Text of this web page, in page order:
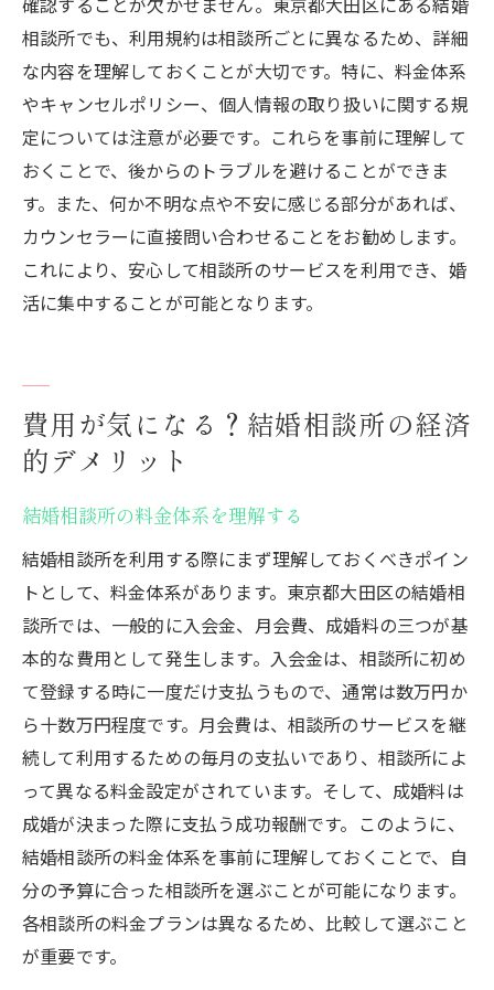
相談所でも、利用規約は相談所ごとに異なるため、詳細
な内容を理解しておくことが大切です。特に、料金体系
やキャンセルポリシー、個人情報の取り扱いに関する規
定については注意が必要です。これらを事前に理解して
おくことで、後からのトラブルを避けることができま
す。また、何か不明な点や不安に感じる部分があれば、
カウンセラーに直接問い合わせることをお勧めします。
これにより、安心して相談所のサービスを利用でき、婚
活に集中することが可能となります。
費用が気になる？結婚相談所の経済
的デメリット
結婚相談所の料金体系を理解する
結婚相談所を利用する際にまず理解しておくべきポイン
トとして、料金体系があります。東京都大田区の結婚相
談所では、一般的に入会金、月会費、成婚料の三つが基
本的な費用として発生します。入会金は、相談所に初め
て登録する時に一度だけ支払うもので、通常は数万円か
ら十数万円程度です。月会費は、相談所のサービスを継
続して利用するための毎月の支払いであり、相談所によ
って異なる料金設定がされています。そして、成婚料は
成婚が決まった際に支払う成功報酬です。このように、
結婚相談所の料金体系を事前に理解しておくことで、自
分の予算に合った相談所を選ぶことが可能になります。
各相談所の料金プランは異なるため、比較して選ぶこと
が重要です。